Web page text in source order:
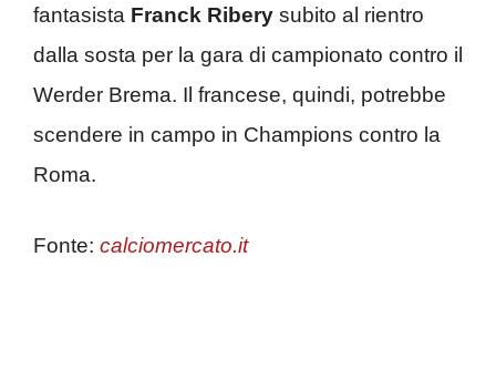
fantasista Franck Ribery subito al rientro
dalla sosta per la gara di campionato contro il
Werder Brema. Il francese, quindi, potrebbe
scendere in campo in Champions contro la
Roma.
Fonte: calciomercato.it